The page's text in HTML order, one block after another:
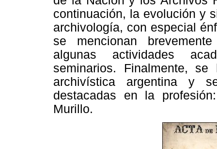
continuación, la evolución y
archivología, con especial
se mencionan
algunas actividades
seminarios. Finalmente,
archivística argentina y
destacadas en la
Murillo.